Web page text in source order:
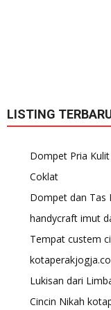
LISTING
Dompet Pria
Coklat
Dompet dan Tas
handycraft imut
Tempat custem
Lukisan dari
Cincin Nikah